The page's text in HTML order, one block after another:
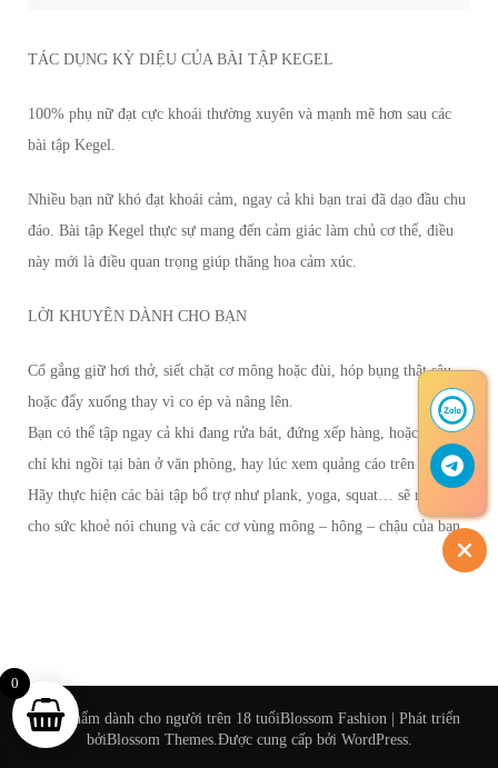
TÁC DỤNG KỲ DIỆU CỦA BÀI TẬP KEGEL
100% phụ nữ đạt cực khoái thường xuyên và mạnh mẽ hơn sau các
bài tập Kegel.
Nhiều bạn nữ khó đạt khoái cảm, ngay cả khi bạn trai đã dạo đầu chu
đáo. Bài tập Kegel thực sự mang đến cảm giác làm chủ cơ thể, điều
này mới là điều quan trọng giúp thăng hoa cảm xúc.
LỜI KHUYÊN DÀNH CHO BẠN
Cố gắng giữ hơi thở, siết chặt cơ mông hoặc đùi, hóp bụng thật sâu,
hoặc đẩy xuống thay vì co ép và nâng lên.
Bạn có thể tập ngay cả khi đang rửa bát, đứng xếp hàng, hoặc thậm
chí khi ngồi tại bàn ở văn phòng, hay lúc xem quảng cáo trên TV.
Hãy thực hiện các bài tập bổ trợ như plank, yoga, squat… sẽ rất tốt
cho sức khoẻ nói chung và các cơ vùng mông – hông – chậu của bạn.
Sản phẩm dành cho người trên 18 tuổiBlossom Fashion | Phát triển
bởiBlossom Themes.Được cung cấp bởi WordPress.
0